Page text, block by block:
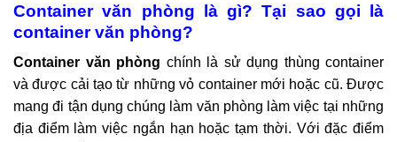
Container văn phòng là gì? Tại sao gọi là
container văn phòng?
Container văn phòng chính là sử dụng thùng container
và được cải tạo từ những vỏ container mới hoặc cũ. Được
mang đi tận dụng chúng làm văn phòng làm việc tại những
địa điểm làm việc ngắn hạn hoặc tạm thời. Với đặc điểm